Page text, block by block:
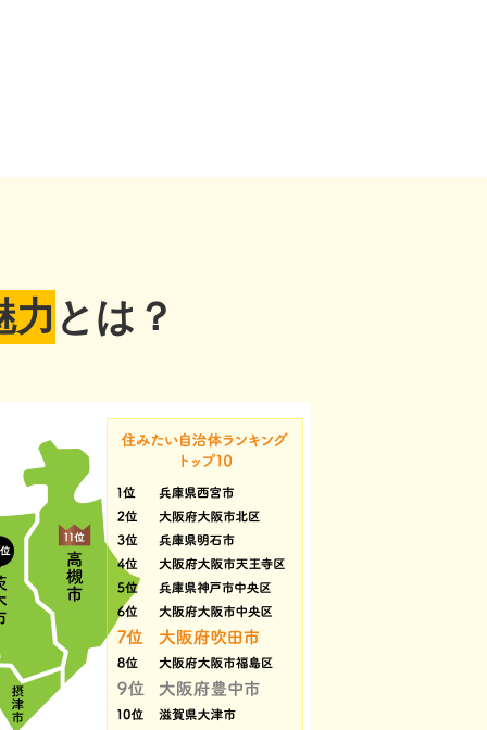
力 とは？